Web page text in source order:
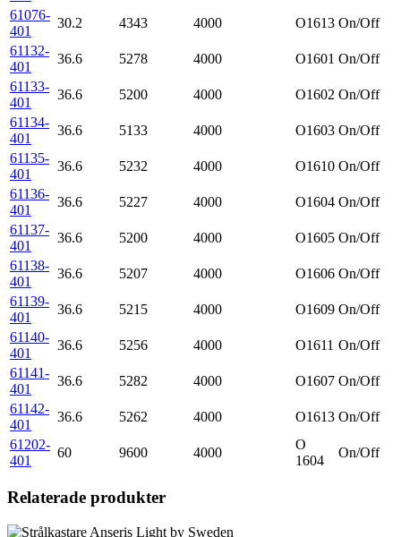
61076-
401
30.2 4343 4000 O1613 On/Off
61132-
401
36.6 5278 4000 O1601 On/Off
61133-
401
36.6 5200 4000 O1602 On/Off
61134-
401
36.6 5133 4000 O1603 On/Off
61135-
401
36.6 5232 4000 O1610 On/Off
61136-
401
36.6 5227 4000 O1604 On/Off
61137-
401
36.6 5200 4000 O1605 On/Off
61138-
401
36.6 5207 4000 O1606 On/Off
61139-
401
36.6 5215 4000 O1609 On/Off
61140-
401
36.6 5256 4000 O1611 On/Off
61141-
401
36.6 5282 4000 O1607 On/Off
61142-
401
36.6 5262 4000 O1613 On/Off
61202-
401
60 9600 4000
O
1604
On/Off
Relaterade produkter